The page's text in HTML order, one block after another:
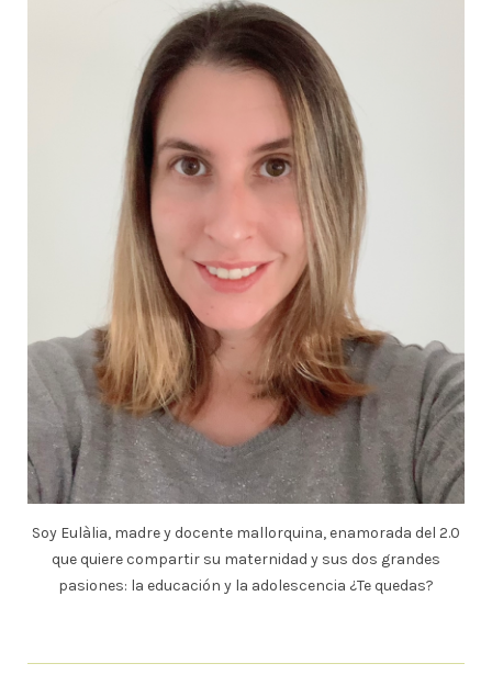
Soy Eulàlia, madre y docente mallorquina, enamorada del 2.0
que quiere compartir su maternidad y sus dos grandes
pasiones: la educación y la adolescencia ¿Te quedas?